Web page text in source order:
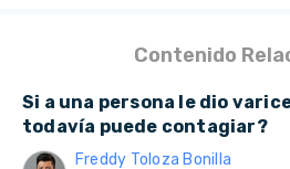
Contenido
Si a una persona le dio
todavía puede contagiar?
Freddy Toloza Bonilla